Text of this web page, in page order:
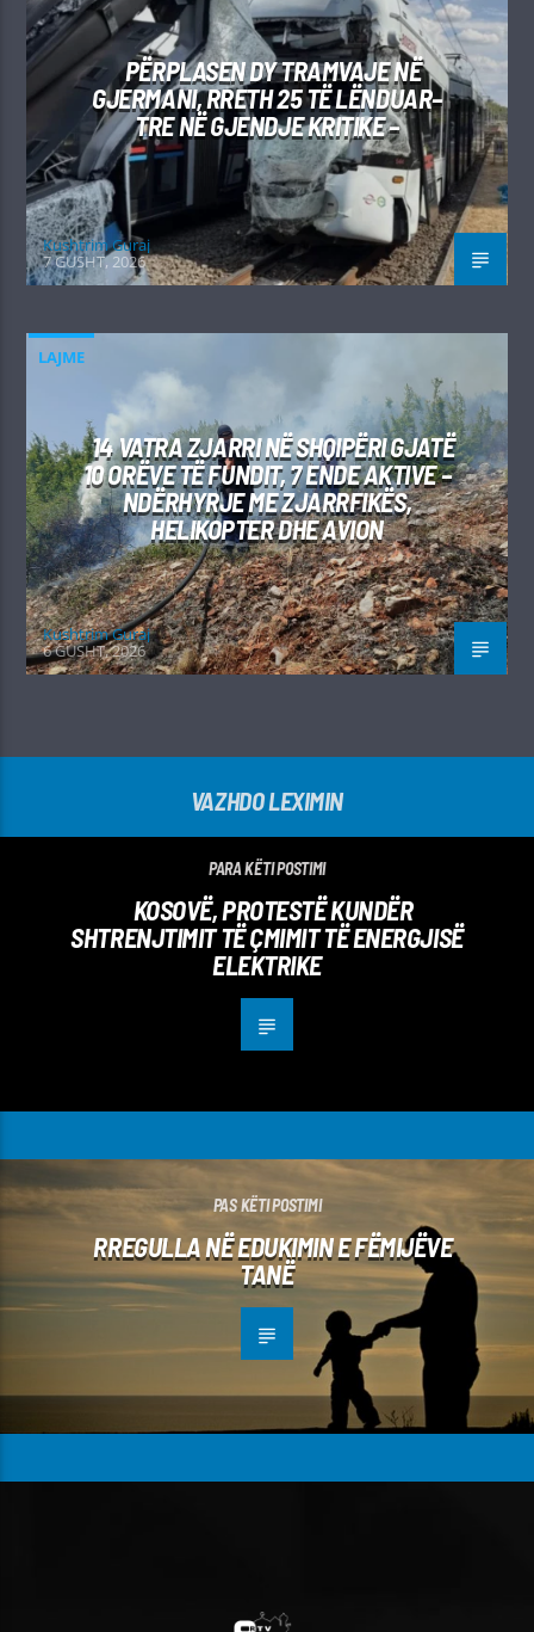
PËRPLASEN DY TRAMVAJE NË
GJERMANI, RRETH 25 TË LËNDUAR–
TRE NË GJENDJE KRITIKE –
Kushtrim Guraj
7 GUSHT, 2026
LAJME
14 VATRA ZJARRI NË SHQIPËRI GJATË
10 ORËVE TË FUNDIT, 7 ENDE AKTIVE –
NDËRHYRJE ME ZJARRFIKËS,
HELIKOPTER DHE AVION
Kushtrim Guraj
6 GUSHT, 2026
VAZHDO LEXIMIN
PARA KËTI POSTIMI
KOSOVË, PROTESTË KUNDËR
SHTRENJTIMIT TË ÇMIMIT TË ENERGJISË
ELEKTRIKE
PAS KËTI POSTIMI
RREGULLA NË EDUKIMIN E FËMIJËVE
TANË